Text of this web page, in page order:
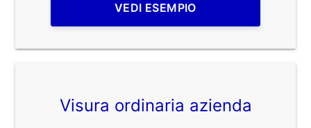
VEDI ESEMPIO
Visura ordinaria azienda